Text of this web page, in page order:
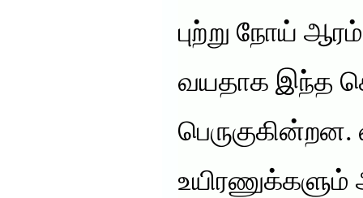
புற்று நோய்
வயதாக இந்த
பெருகுகின்றன.